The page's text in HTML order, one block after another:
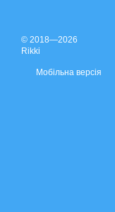
© 2018—2026
Rikki
Мобільна версія